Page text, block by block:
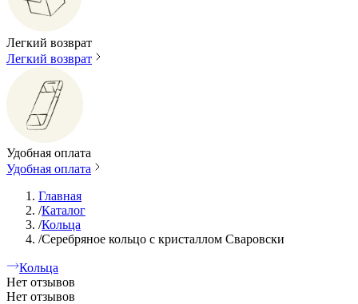
Легкий возврат
Легкий возврат
Удобная оплата
Удобная оплата
Главная
/Каталог
/Кольца
/Серебряное кольцо с кристаллом Сваровски
Кольца
Нет отзывов
Нет отзывов